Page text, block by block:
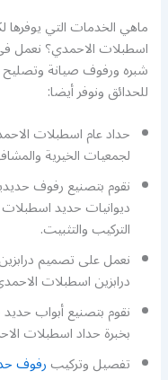
ماهي الخدمات التي يوفرها
اسطبلات الاحمدي؟
شبره ورفوف صيانة وتصليح
للحدائق ونوفر أيضا:
حداد عام اسطبلات
لجمعيات الخيرية
نقوم بتصنيع رفوف
ديوانيات حديد
التركيب والتثبيت.
نعمل على تصميم
درابزين اسطبلات
نقوم بتصنيع أبواب
بخبرة حداد اسطبلات
تفصيل وتركيبرفوف